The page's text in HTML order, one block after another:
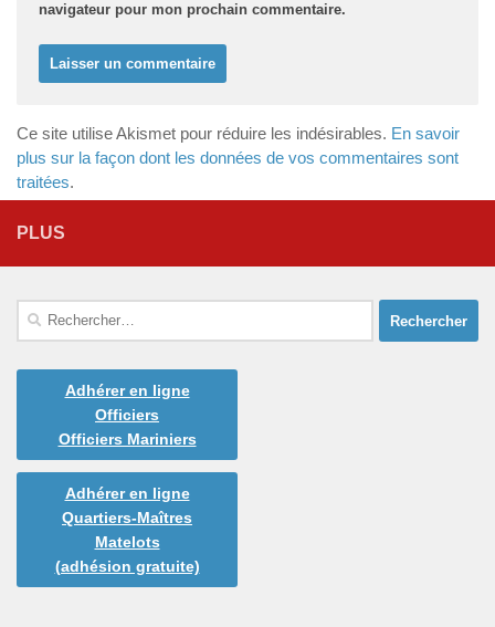
navigateur pour mon prochain commentaire.
Ce site utilise Akismet pour réduire les indésirables. En savoir
plus sur la façon dont les données de vos commentaires sont
traitées.
PLUS
Rechercher :
Adhérer en ligne
Officiers
Officiers Mariniers
Adhérer en ligne
Quartiers-Maîtres
Matelots
(adhésion gratuite)